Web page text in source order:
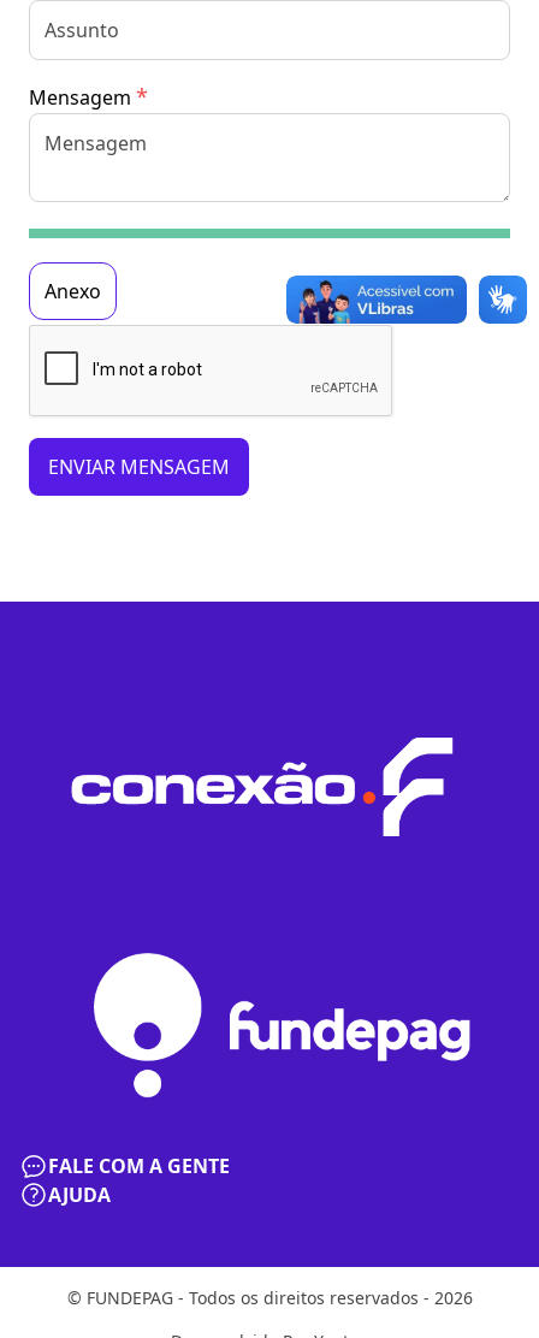
Mensagem *
Anexo
ENVIAR MENSAGEM
FALE COM A GENTE
AJUDA
© FUNDEPAG - Todos os direitos reservados - 2026